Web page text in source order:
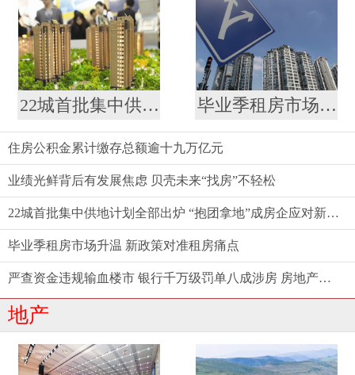
22城首批集中供地计划全部出炉 “抱团拿地”成房企应对新策略 毕业季租房市场升温 新政策对准租房痛点
住房公积金累计缴存总额逾十九万亿元
业绩光鲜背后有发展焦虑 贝壳未来“找房”不轻松
22城首批集中供地计划全部出炉 “抱团拿地”成房企应对新策略
毕业季租房市场升温 新政策对准租房痛点
严查资金违规输血楼市 银行千万级罚单八成涉房 房地产金融强监管态势延续
地产